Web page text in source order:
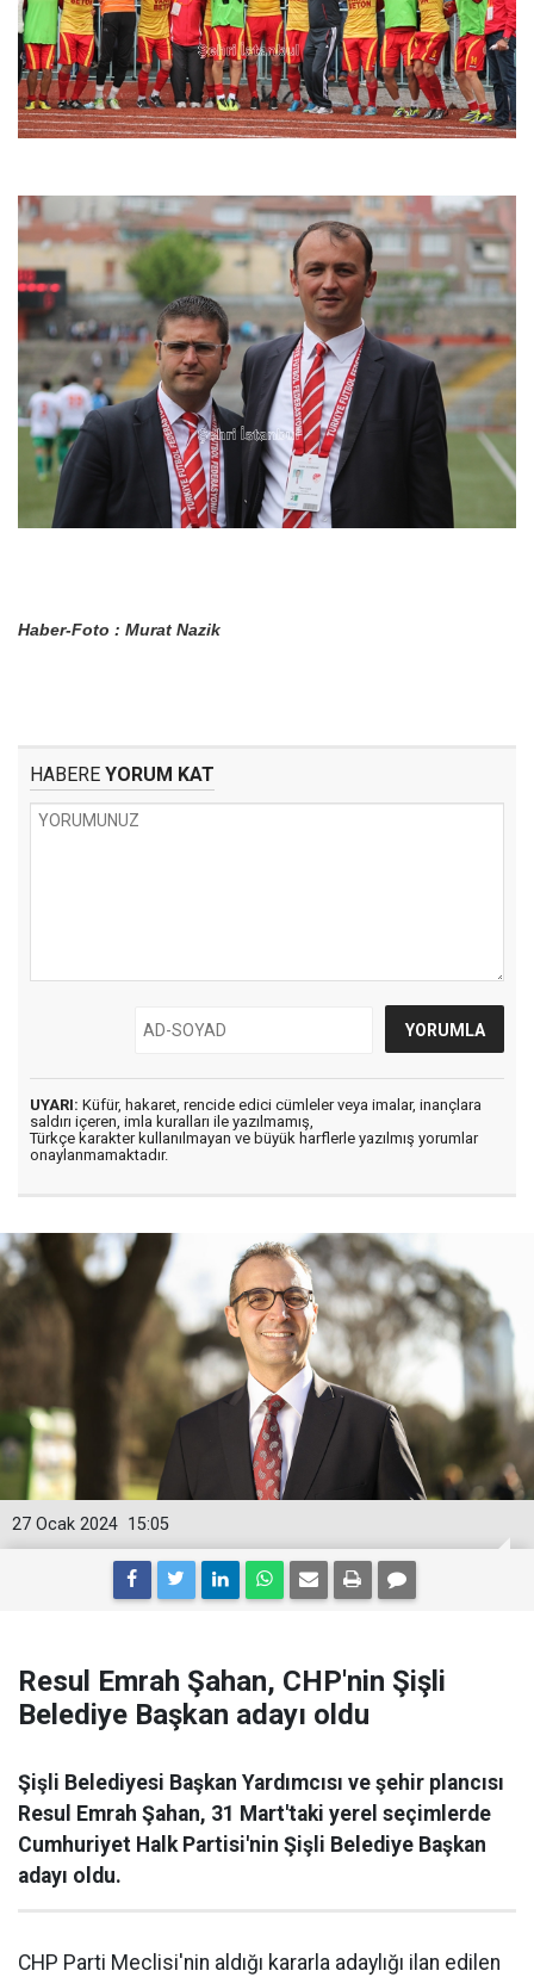
Haber-Foto : Murat Nazik
HABERE YORUM KAT
UYARI: Küfür, hakaret, rencide edici cümleler veya imalar, inançlara
saldırı içeren, imla kuralları ile yazılmamış,
Türkçe karakter kullanılmayan ve büyük harflerle yazılmış yorumlar
onaylanmamaktadır.
15:05
27 Ocak 2024
Resul Emrah Şahan, CHP'nin Şişli
Belediye Başkan adayı oldu
Şişli Belediyesi Başkan Yardımcısı ve şehir plancısı
Resul Emrah Şahan, 31 Mart'taki yerel seçimlerde
Cumhuriyet Halk Partisi'nin Şişli Belediye Başkan
adayı oldu.
CHP Parti Meclisi'nin aldığı kararla adaylığı ilan edilen